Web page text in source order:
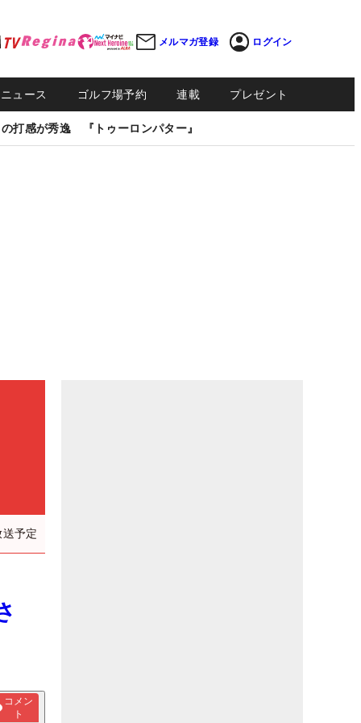
メルマガ登録 ログイン
ュース ゴルフ場予約 連載 プレゼント
打感が秀逸 『トゥーロンパター』
予定
コメン
ト